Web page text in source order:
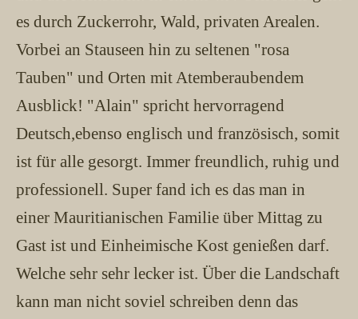
es durch Zuckerrohr, Wald, privaten Arealen.
Vorbei an Stauseen hin zu seltenen "rosa
Tauben" und Orten mit Atemberaubendem
Ausblick! "Alain" spricht hervorragend
Deutsch,ebenso englisch und französisch, somit
ist für alle gesorgt. Immer freundlich, ruhig und
professionell. Super fand ich es das man in
einer Mauritianischen Familie über Mittag zu
Gast ist und Einheimische Kost genießen darf.
Welche sehr sehr lecker ist. Über die Landschaft
kann man nicht soviel schreiben denn das